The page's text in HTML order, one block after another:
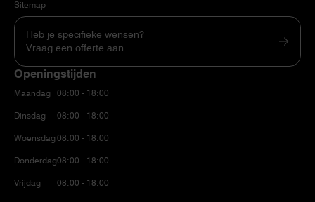
Sitemap
Heb je specifieke wensen?
Vraag een offerte aan
Openingstijden
Maandag
Dinsdag
Woensdag
Donderdag
Vrijdag
08:00 - 18:00
08:00 - 18:00
08:00 - 18:00
08:00 - 18:00
08:00 - 18:00